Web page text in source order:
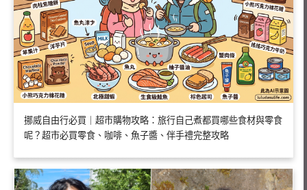
挪威自由行必買｜超市購物攻略：旅行自己煮都買哪些食材與零食
呢？超市必買零食、咖啡、魚子醬、伴手禮完整攻略